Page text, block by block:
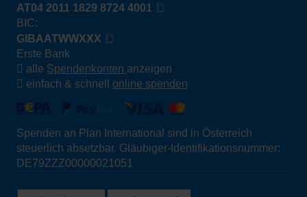
AT04 2011 1829 8724 4001
BIC:
GIBAATWWXXX
Erste Bank
alle Spendenkonten anzeigen
einfach & schnell online spenden
Spenden an Plan International sind in Österreich
steuerlich absetzbar. Gläubiger-Identifikationsnummer:
DE79ZZZ00000021051